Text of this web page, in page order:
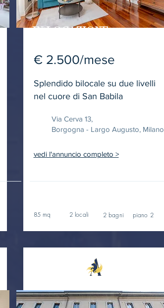
IN LOCAZIONE
€ 2.500/mese
Splendido bilocale su due livelli
nel cuore di San Babila
Via Cerva 13,
Borgogna - Largo Augusto, Milano
vedi l'annuncio completo >
85 mq 2 locali 2 bagni piano 2